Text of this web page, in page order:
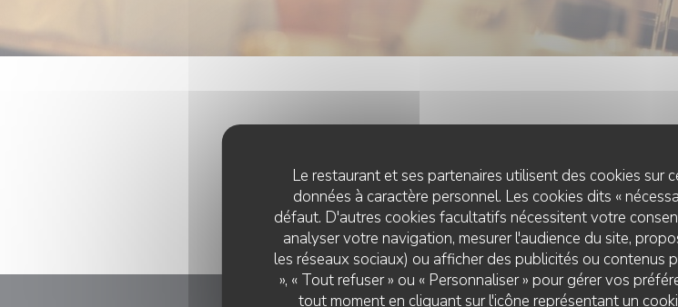
Le restaurant et ses partenaires utilisent des cookies sur
données à caractère personnel. Les cookies dits «
défaut. D'autres cookies facultatifs nécessitent votre
analyser votre navigation, mesurer l'audience du site,
les réseaux sociaux) ou afficher des publicités ou contenus
», « Tout refuser » ou « Personnaliser » pour gérer vos
tout moment en cliquant sur l'icône représentant un